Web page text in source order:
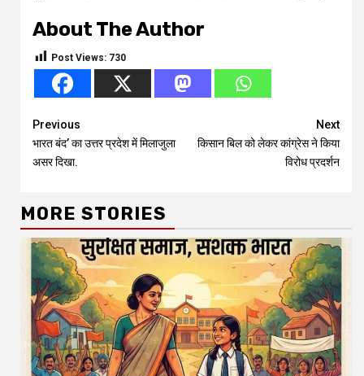
About The Author
Post Views: 730
Continue
Reading
Previous
भारत बंद’ का उत्तर प्रदेश में मिलाजुला
असर दिखा.
Next
किसान बिल को लेकर कांग्रेस ने किया
विरोध प्रदर्शन
MORE STORIES